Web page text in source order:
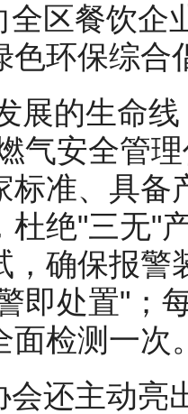
全区餐饮企
色环保综合
展的生命
气安全管
标准、具备
杜绝"三无"
，确保报警
即处置"；
面检测一次
会还主动